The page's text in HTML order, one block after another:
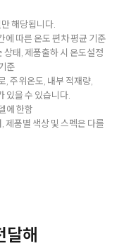
해당됩니다.
따른 온도 편차 평균 기준
태, 제품출하 시 온도설정
준
, 주위온도, 내부 적재량,
있을 수 있습니다.
에 한함
제품별 색상 및 스펙은 다를
달해